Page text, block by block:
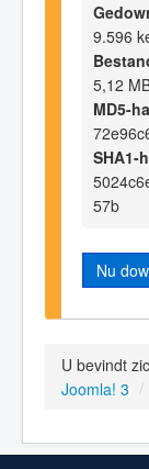
9.596
5,12
MD5-
SHA1-
57b
Nu
U bevindt
Joomla! 3 /